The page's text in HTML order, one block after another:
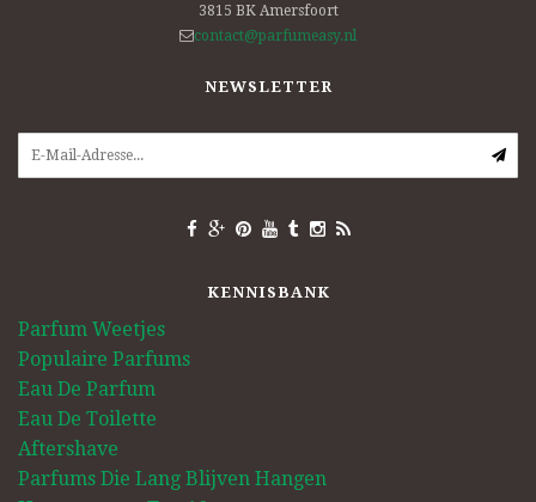
3815 BK Amersfoort
contact@parfumeasy.nl
NEWSLETTER
KENNISBANK
Parfum Weetjes
Populaire Parfums
Eau De Parfum
Eau De Toilette
Aftershave
Parfums Die Lang Blijven Hangen